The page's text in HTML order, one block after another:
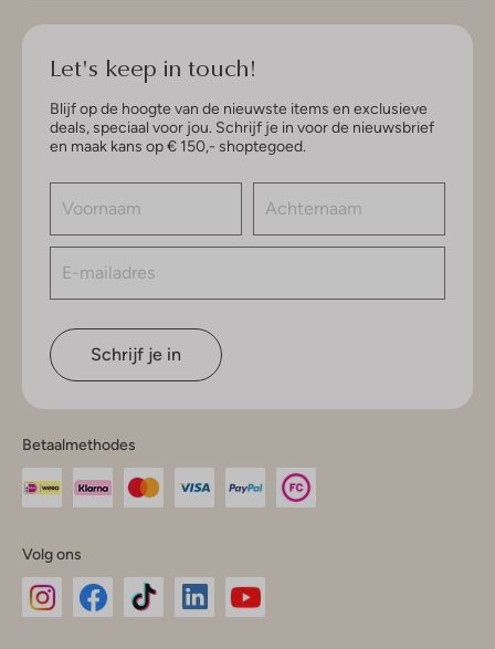
Let's keep in touch!
Blijf op de hoogte van de nieuwste items en exclusieve
deals, speciaal voor jou. Schrijf je in voor de nieuwsbrief
en maak kans op € 150,- shoptegoed.
Schrijf je in
Betaalmethodes
Volg ons